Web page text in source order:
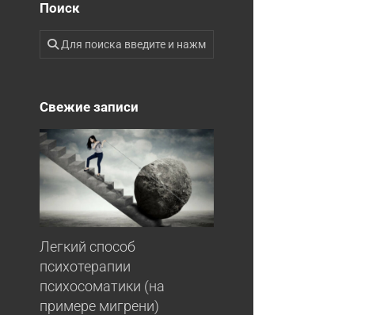
Поиск
Свежие записи
Легкий способ
психотерапии
психосоматики (на
примере мигрени)